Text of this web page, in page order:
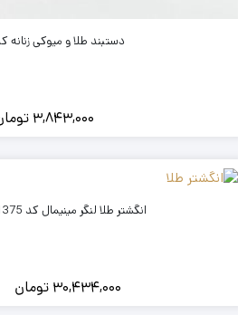
دستبند طلا و میوکی زنانه کد 1329
3,843,000تومان
انگشتر طلا لنگر مینیمال کد A1375
30,434,000تومان